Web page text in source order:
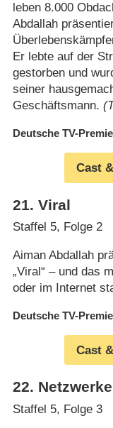
leben 8.000
Abdallah
Er lebte auf der
gestorben und
seiner
Geschäftsmann.
Deutsche TV-
Cast
21. Viral
Staffel 5, Folge 2
Aiman Abdallah
„Viral“ – und das
oder im Internet
Deutsche TV-
Cast
22. Netzwerke
Staffel 5, Folge 3